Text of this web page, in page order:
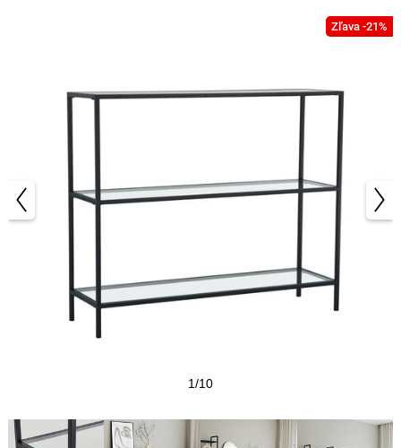
Zľava -21%
1/10